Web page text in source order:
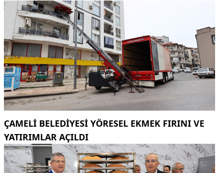
ÇAMELI BELEDIYESI YÖRESEL EKMEK FIRINI VE
YATIRIMLAR AÇILDI